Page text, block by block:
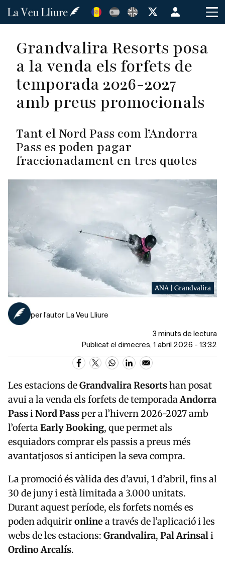
Vés
Menú
de
de
usuario
Grandvalira Resorts posa
a la venda els forfets de
temporada 2026-2027
amb preus promocionals
Tant el Nord Pass com l’Andorra
Pass es poden pagar
fraccionadament en tres quotes
ANA | Grandvalira
per l’autor La Veu Lliure
3 minuts de lectura
Publicat el dimecres, 1 abril 2026 - 13:32
Les estacions deGrandvalira Resortshan posat
avui a la venda els forfets de temporadaAndorra
PassiNord Passper a l’hivern 2026-2027 amb
l’ofertaEarly Booking, que permet als
esquiadors comprar els passis a preus més
avantatjosos si anticipen la seva compra.
La promoció és vàlida des d’avui, 1 d’abril, fins al
30 de juny i està limitada a 3.000 unitats.
Durant aquest període, els forfets només es
poden adquirironlinea través de l’aplicació i les
webs de les estacions: Grandvalira, Pal Arinsali
Ordino Arcalís.